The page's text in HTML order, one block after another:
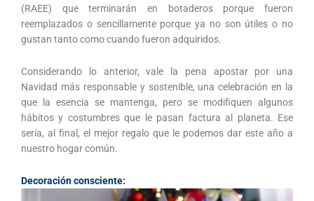
(RAEE) que terminarán en botaderos porque fueron
reemplazados o sencillamente porque ya no son útiles o no
gustan tanto como cuando fueron adquiridos.
Considerando lo anterior, vale la pena apostar por una
Navidad más responsable y sostenible, una celebración en la
que la esencia se mantenga, pero se modifiquen algunos
hábitos y costumbres que le pasan factura al planeta. Ese
sería, al final, el mejor regalo que le podemos dar este año a
nuestro hogar común.
Decoración consciente: